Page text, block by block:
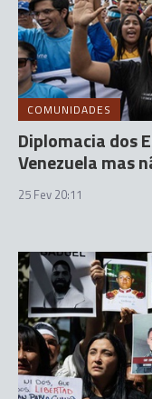
COMUNIDADES
Diplomacia dos
Venezuela mas
25 Fev 20:11